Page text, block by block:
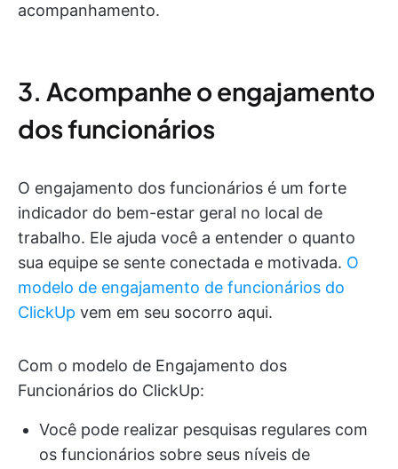
acompanhamento.
3. Acompanhe o engajamento
dos funcionários
O engajamento dos funcionários é um forte
indicador do bem-estar geral no local de
trabalho. Ele ajuda você a entender o quanto
sua equipe se sente conectada e motivada. O
modelo de engajamento de funcionários do
ClickUp vem em seu socorro aqui.
Com o modelo de Engajamento dos
Funcionários do ClickUp:
Você pode realizar pesquisas regulares com
os funcionários sobre seus níveis de